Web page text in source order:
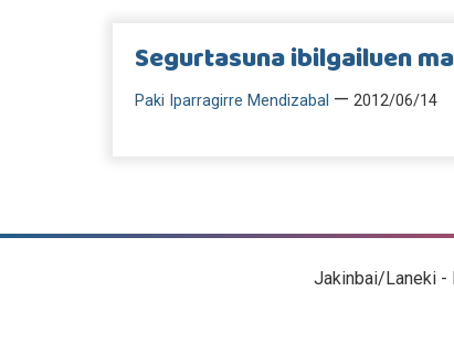
Segurtasuna ibilgailuen
Paki Iparragirre Mendizabal — 2012/06/14
Jakinbai/Laneki -